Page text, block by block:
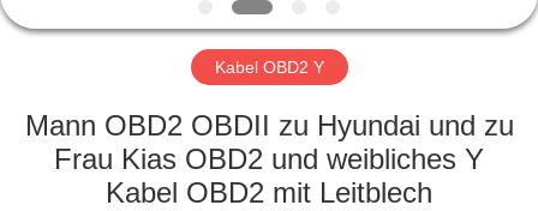
FABRIK-
QUALITÄTSKONTROLLE
Kabel OBD2 Y
Mann OBD2 OBDII zu Hyundai und zu
Frau Kias OBD2 und weibliches Y
Kabel OBD2 mit Leitblech